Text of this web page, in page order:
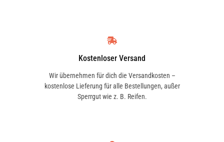
Kostenloser Versand
Wir übernehmen für dich die Versandkosten –
kostenlose Lieferung für alle Bestellungen, außer
Sperrgut wie z. B. Reifen.